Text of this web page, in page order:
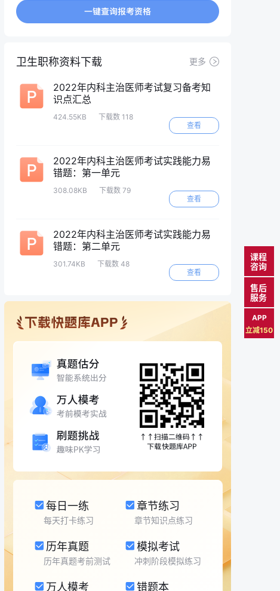
卫生职称资料下载 更多
2022年内科主治医师考试复习备考知
识点汇总
424.55KB
下载数 118
查看
2022年内科主治医师考试实践能力易
错题：第一单元
308.08KB
下载数 79
查看
2022年内科主治医师考试实践能力易
错题：第二单元
301.74KB
下载数 48
查看
每日一练
每天打卡练习
章节练习
章节知识点练习
历年真题
历年真题考前测试
模拟考试
冲刺阶段模拟练习
万人模考 错题本
课程
咨询
售后
服务
APP
立减150